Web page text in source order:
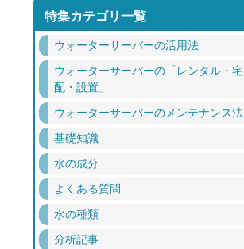
特集カテゴリ一覧
ウォーターサーバーの活用法
ウォーターサーバーの「レンタル・宅
配・設置」
ウォーターサーバーのメンテナンス法
基礎知識
水の成分
よくある質問
水の種類
分析記事